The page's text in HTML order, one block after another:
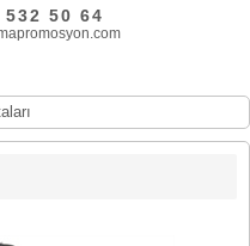
532 50 64